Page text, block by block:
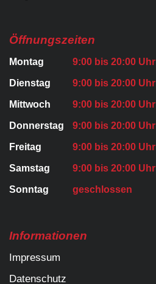
Öffnungszeiten
Montag 9:00 bis 20:00 Uhr
Dienstag 9:00 bis 20:00 Uhr
Mittwoch 9:00 bis 20:00 Uhr
Donnerstag 9:00 bis 20:00 Uhr
Freitag 9:00 bis 20:00 Uhr
Samstag 9:00 bis 20:00 Uhr
Sonntag geschlossen
Informationen
Impressum
Datenschutz